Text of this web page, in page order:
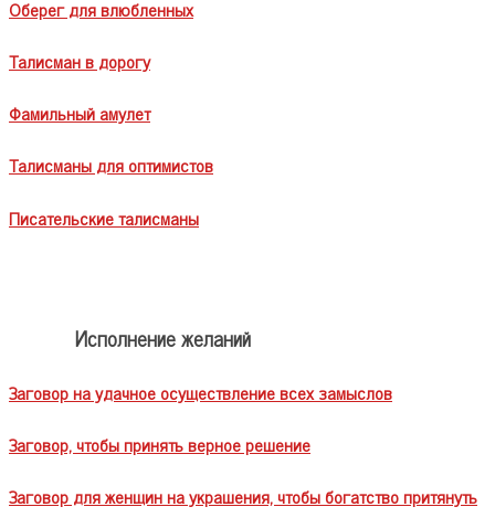
Оберег для влюбленных
Талисман в дорогу
Фамильный амулет
Талисманы для оптимистов
Писательские талисманы
Исполнение желаний
Заговор на удачное осуществление всех замыслов
Заговор, чтобы принять верное решение
Заговор для женщин на украшения, чтобы богатство притянуть